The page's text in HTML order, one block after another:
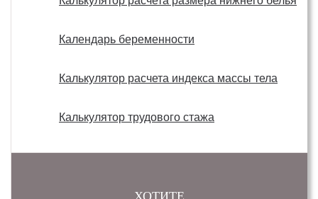
Календарь беременности
Калькулятор расчета индекса массы тела
Калькулятор трудового стажа
ХОТИТЕ